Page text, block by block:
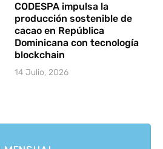
CODESPA impulsa la
producción sostenible de
cacao en República
Dominicana con tecnología
blockchain
14 Julio, 2026